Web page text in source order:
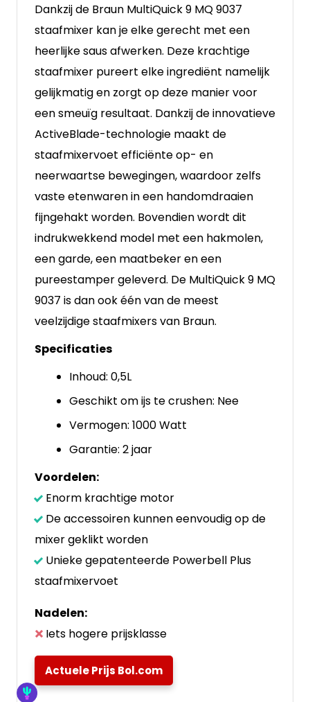
Dankzij de Braun MultiQuick 9 MQ 9037
staafmixer kan je elke gerecht met een
heerlijke saus afwerken. Deze krachtige
staafmixer pureert elke ingrediënt namelijk
gelijkmatig en zorgt op deze manier voor
een smeuïg resultaat. Dankzij de innovatieve
ActiveBlade-technologie maakt de
staafmixervoet efficiënte op- en
neerwaartse bewegingen, waardoor zelfs
vaste etenwaren in een handomdraaien
fijngehakt worden. Bovendien wordt dit
indrukwekkend model met een hakmolen,
een garde, een maatbeker en een
pureestamper geleverd. De MultiQuick 9 MQ
9037 is dan ook één van de meest
veelzijdige staafmixers van Braun.
Specificaties
Inhoud: 0,5L
Geschikt om ijs te crushen: Nee
Vermogen: 1000 Watt
Garantie: 2 jaar
Voordelen:
Enorm krachtige motor
De accessoiren kunnen eenvoudig op de
mixer geklikt worden
Unieke gepatenteerde Powerbell Plus
staafmixervoet
Nadelen:
Iets hogere prijsklasse
Actuele Prijs Bol.com